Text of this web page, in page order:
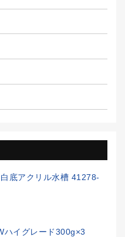
底アクリル水槽 41278-
ハイグレード300g×3